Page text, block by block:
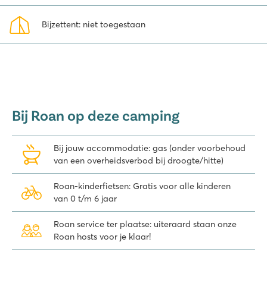
Er zijn vele mooie dorpjes en steden te bezoeken vanaf camping
Playa Montroig. Op korte afstand zijn Cambrils, Reus en Tarragona
zeker de moeite waard. In Tarragona vind je meerdere Romeinse
Tip: Geniet met het hele gezin in attractiepark PortAventura World.
Ben je enthousiast geworden over camping Playa Montroig? Bekijk
op je gemak onze accommodaties en boek direct online.
Bijzettent: niet toegestaan
Bij Roan op deze camping
Bij jouw accommodatie: gas (onder voorbehoud
van een overheidsverbod bij droogte/hitte)
Roan-kinderfietsen: Gratis voor alle kinderen
van 0 t/m 6 jaar
Roan service ter plaatse: uiteraard staan onze
Roan hosts voor je klaar!